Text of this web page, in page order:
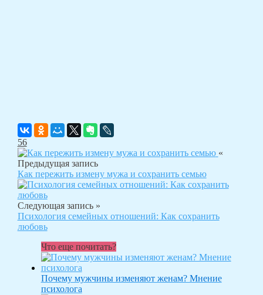
56
«
Предыдущая запись
Как пережить измену мужа и сохранить семью
Следующая запись »
Психология семейных отношений: Как сохранить
любовь
Что еще почитать?
Почему мужчины изменяют женам? Мнение
психолога